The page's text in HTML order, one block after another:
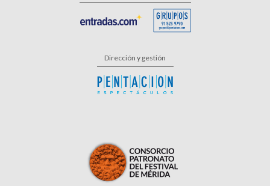
Dirección y gestión